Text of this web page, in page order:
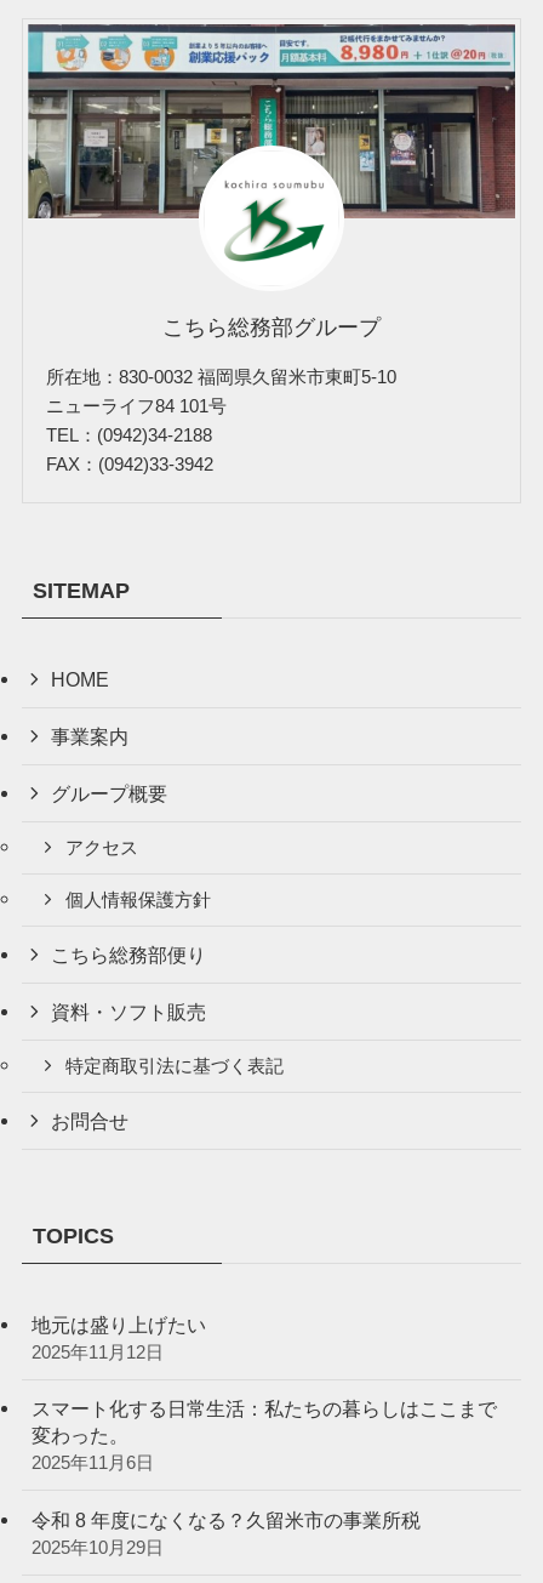
こちら総務部グループ
所在地：830-0032 福岡県久留米市東町5-10
ニューライフ84 101号
TEL：(0942)34-2188
FAX：(0942)33-3942
SITEMAP
HOME
事業案内
グループ概要
アクセス
個人情報保護方針
こちら総務部便り
資料・ソフト販売
特定商取引法に基づく表記
お問合せ
TOPICS
地元は盛り上げたい
2025年11月12日
スマート化する日常生活：私たちの暮らしはここまで
変わった。
2025年11月6日
令和 8 年度になくなる？久留米市の事業所税
2025年10月29日